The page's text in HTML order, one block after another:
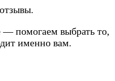
— помогаем выбрать то,
именно вам.